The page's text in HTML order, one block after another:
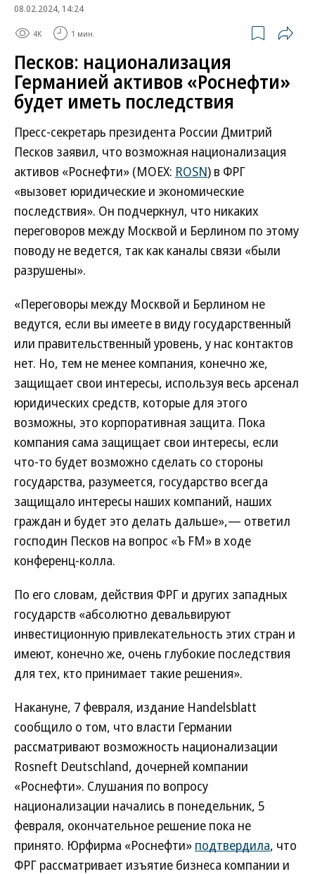
08.02.2024, 14:24
4K 1 мин.
Песков: национализация
Германией активов «Роснефти»
будет иметь последствия
Пресс-секретарь президента России Дмитрий
Песков заявил, что возможная национализация
активов «Роснефти» (MOEX: ROSN) в ФРГ
«вызовет юридические и экономические
последствия». Он подчеркнул, что никаких
переговоров между Москвой и Берлином по этому
поводу не ведется, так как каналы связи «были
разрушены».
«Переговоры между Москвой и Берлином не
ведутся, если вы имеете в виду государственный
или правительственный уровень, у нас контактов
нет. Но, тем не менее компания, конечно же,
защищает свои интересы, используя весь арсенал
юридических средств, которые для этого
возможны, это корпоративная защита. Пока
компания сама защищает свои интересы, если
что-то будет возможно сделать со стороны
государства, разумеется, государство всегда
защищало интересы наших компаний, наших
граждан и будет это делать дальше»,— ответил
господин Песков на вопрос «Ъ FM» в ходе
конференц-колла.
По его словам, действия ФРГ и других западных
государств «абсолютно девальвируют
инвестиционную привлекательность этих стран и
имеют, конечно же, очень глубокие последствия
для тех, кто принимает такие решения».
Накануне, 7 февраля, издание Handelsblatt
сообщило о том, что власти Германии
рассматривают возможность национализации
Rosneft Deutschland, дочерней компании
«Роснефти». Слушания по вопросу
национализации начались в понедельник, 5
февраля, окончательное решение пока не
принято. Юрфирма «Роснефти» подтвердила, что
ФРГ рассматривает изъятие бизнеса компании и